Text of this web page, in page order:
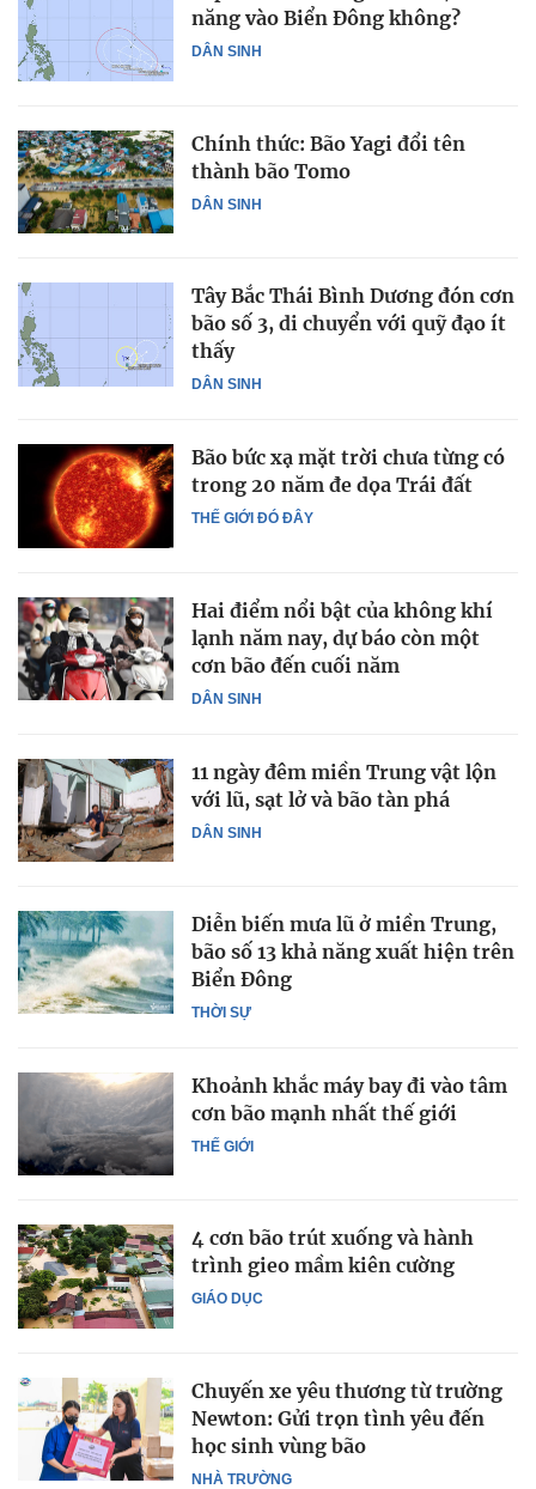
DÂN SINH
năng vào Biển Đông không?
DÂN SINH
Chính thức: Bão Yagi đổi tên
thành bão Tomo
DÂN SINH
Tây Bắc Thái Bình Dương đón cơn
bão số 3, di chuyển với quỹ đạo ít
thấy
THẾ GIỚI ĐÓ ĐÂY
Bão bức xạ mặt trời chưa từng có
trong 20 năm đe dọa Trái đất
DÂN SINH
Hai điểm nổi bật của không khí
lạnh năm nay, dự báo còn một
cơn bão đến cuối năm
DÂN SINH
11 ngày đêm miền Trung vật lộn
với lũ, sạt lở và bão tàn phá
THỜI SỰ
Diễn biến mưa lũ ở miền Trung,
bão số 13 khả năng xuất hiện trên
Biển Đông
THẾ GIỚI
Khoảnh khắc máy bay đi vào tâm
cơn bão mạnh nhất thế giới
GIÁO DỤC
4 cơn bão trút xuống và hành
trình gieo mầm kiên cường
NHÀ TRƯỜNG
Chuyến xe yêu thương từ trường
Newton: Gửi trọn tình yêu đến
học sinh vùng bão